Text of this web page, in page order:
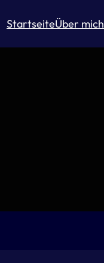
StartseiteÜber mich